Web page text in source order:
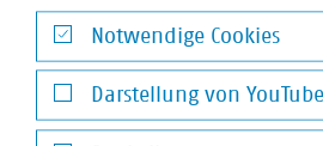
KOMMUNAL KANN – Sie
Nichts leichter als das! Werden
Folgen Sie uns auf unseren
Inhalte und nutzen Sie unsere
Notwendige Cookies
Notwendige Cookies
Darstellung von
Darstellung von YouTube-